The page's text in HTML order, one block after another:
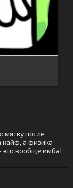
после
кайф, а физика
это вообще имба!